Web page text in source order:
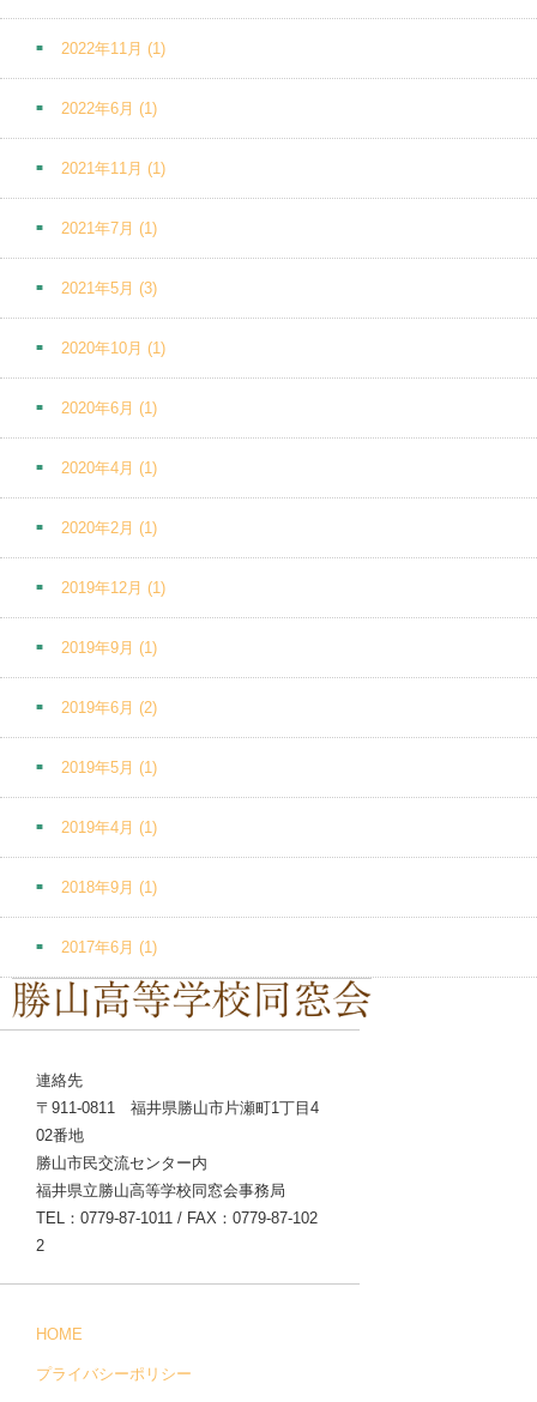
2022年11月 (1)
2022年6月 (1)
2021年11月 (1)
2021年7月 (1)
2021年5月 (3)
2020年10月 (1)
2020年6月 (1)
2020年4月 (1)
2020年2月 (1)
2019年12月 (1)
2019年9月 (1)
2019年6月 (2)
2019年5月 (1)
2019年4月 (1)
2018年9月 (1)
2017年6月 (1)
連絡先
〒911-0811 福井県勝山市片瀬町1丁目4
02番地
勝山市民交流センター内
福井県立勝山高等学校同窓会事務局
TEL：0779-87-1011 / FAX：0779-87-102
2
HOME
プライバシーポリシー